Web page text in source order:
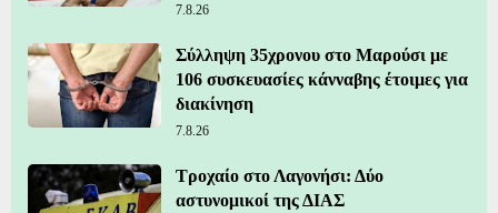
7.8.26
Σύλληψη 35χρονου στο Μαρούσι με
106 συσκευασίες κάνναβης έτοιμες για
διακίνηση
7.8.26
Τροχαίο στο Λαγονήσι: Δύο
αστυνομικοί της ΔΙΑΣ